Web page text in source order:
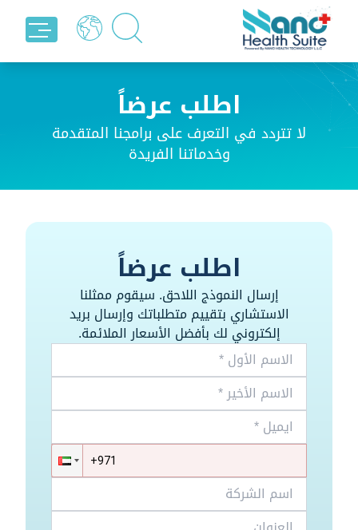
اطلب عرضاً
لا تتردد في التعرف على برامجنا المتقدمة
وخدماتنا الفريدة
اطلب عرضاً
إرسال النموذج اللاحق. سيقوم ممثلنا
الاستشاري بتقييم متطلباتك وإرسال بريد
إلكتروني لك بأفضل الأسعار الملائمة.